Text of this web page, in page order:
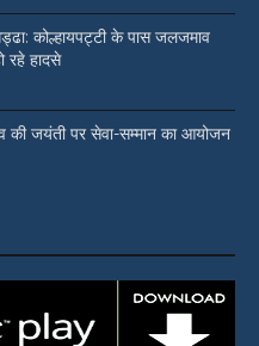
कोल्हायपट्टी के पास जलजमाव
रहे हादसे
की जयंती पर सेवा-सम्मान का आयोजन